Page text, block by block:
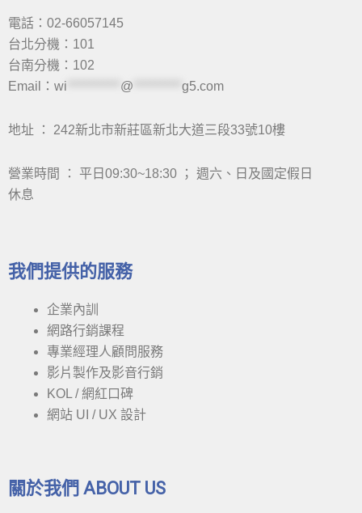
電話：02-66057145
台北分機：101
台南分機：102
Email： wi @ g5.com
地址 ： 242新北市新莊區新北大道三段33號10樓
營業時間 ： 平日09:30~18:30 ； 週六、日及國定假日
休息
我們提供的服務
企業內訓
網路行銷課程
專業經理人顧問服務
影片製作及影音行銷
KOL / 網紅口碑
網站 UI / UX 設計
關於我們 ABOUT US